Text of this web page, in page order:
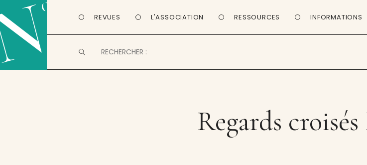
REVUES L'ASSOCIATION RESSOURCES INFORMATIONS
Regards